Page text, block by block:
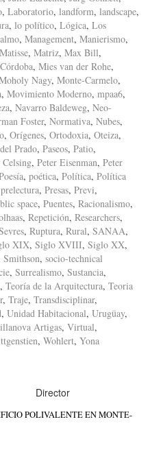
, Laboratorio, landform, landscape,
, lo político, Lógica, Los
, Management, Manierismo,
Matisse, Matriz, Max Bill,
, Mies van der Rohe,
Nagy, Monte-Carmelo,
, Movimiento Moderno, mpaa6,
, Navarro Baldeweg, Neo-
Foster, Normativa, Nubes,
, Orígenes, Ortodoxia, Oteiza,
Prado, Paseos, Patio,
Celsing, Peter Eisenman, Peter
, poética, Política, Política
prelectura, Presas, Previ,
space, Puentes, Racionalismo,
, Repetición, Researchers,
, Ruptura, Rural, SANAA,
XIX, Siglo XVIII, Siglo XX,
Smithson, socio-technical
, Surrealismo, Sustancia,
, Teoría de la Arquitectura, Teoria
, Traje, Transdisciplinar,
, Unidad Habitacional, Urugüay,
Artigas, Virtual,
, Wohlert, Yona
Director
POLIVALENTE EN MONTE-